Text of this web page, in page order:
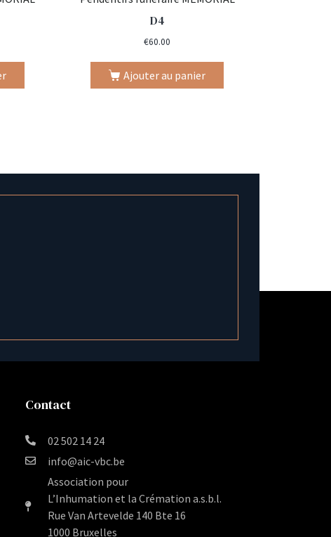
D4
€60.00
Ajouter au panier
Contact
02 502 14 24
info@aic-vbc.be
Association pour
L’Inhumation et la Crémation a.s.b.l.
Rue Van Artevelde 140 Bte 16
1000 Bruxelles